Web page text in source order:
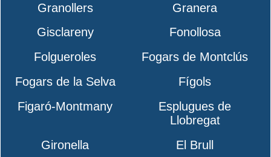
Granollers
Granera
Gisclareny
Fonollosa
Folgueroles
Fogars de Montclús
Fogars de la Selva
Fígols
Figaró-Montmany
Esplugues de
Llobregat
Gironella
El Brull